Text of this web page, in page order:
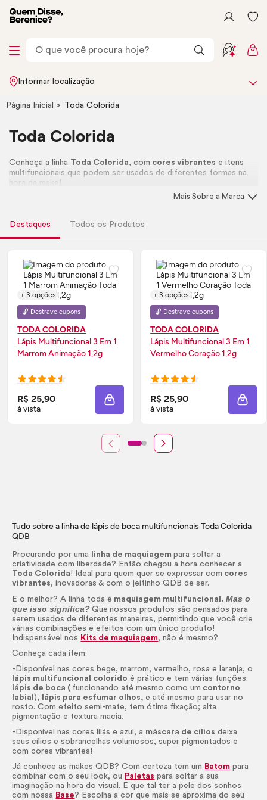
Informar localização
Página Inicial Toda Colorida
Toda Colorida
Conheça a linha Toda Colorida, com cores vibrantes e itens
multifuncionais que podem ser usados de diferentes formas na
hora da make!
Mais Sobre a Marca
Destaques Todos os Produtos
+ 3 opções
🔓 Destrave cupons
TODA COLORIDA
Lápis Multifuncional 3 Em 1
Marrom Animação 1,2g
R$ 25,90
à vista ADICIONAR À SACOLA
+ 3 opções
🔓 Destrave cupons
TODA COLORIDA
Lápis Multifuncional 3 Em 1
Vermelho Coração 1,2g
R$ 25,90
à vista
Tudo sobre a linha de lápis de boca multifuncionais Toda Colorida
QDB
Procurando por uma linha de maquiagempara soltar a
criatividade com liberdade? Então chegou a hora conhecer a
Toda Colorida! Ideal para quem quer se expressar com cores
vibrantes, inovadoras & com o jeitinho QDB de ser.
E o melhor? A linha toda é maquiagem multifuncional.Mas o
que isso significa? Que nossos produtos são pensados para
serem usados de diferentes maneiras, permitindo que você crie
várias combinações e efeitos com um único produto!
Indispensável nos Kits de maquiagem, não é mesmo?
Conheça cada item:
-Disponível nas cores bege, marrom, vermelho, rosa e laranja, o
lápis multifuncional colorido é prático e tem várias funções:
lápis de boca ( funcionando até mesmo como um contorno
labial ), lápis para esfumar olhos, e até mesmo para usar no
rosto. Com efeito semi-mate, tem ótima fixação; alta
pigmentação e textura macia.
-Disponível nas cores lilás e azul, a máscara de cílios deixa
seus cílios e sobrancelhas volumosos, super pigmentados e
com cores vibrantes!
Já conhece as makes QDB? Com certeza tem um Batom para
combinar com o seu look, ou Paletas para soltar a sua
imaginação na hora do visual. E que tal ter a pele dos sonhos
com nossa Base? Escolha a cor que mais se aproxima do seu